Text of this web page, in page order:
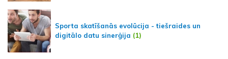
Sporta skatīšanās evolūcija - tiešraides un
digitālo datu sinerģija (1)